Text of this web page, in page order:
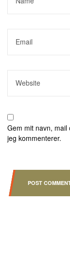
Gem mit navn,
jeg kommenterer.
POST